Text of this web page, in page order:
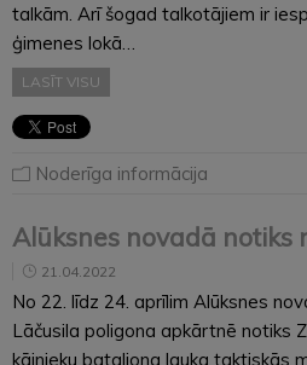
talkām. Arī šogad talkotājiem ir
ģimenes lokā…
LASĪT VISU
Noderīga informācija
Alūksnes novadā notiks
21.04.2022
No 22. līdz 24. aprīlim Alūksnes
Lāčusila poligona apkārtnē notiks
kājnieku bataljona lauka taktiskās